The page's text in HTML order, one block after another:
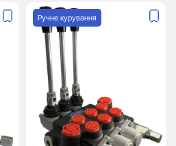
Ручне курування